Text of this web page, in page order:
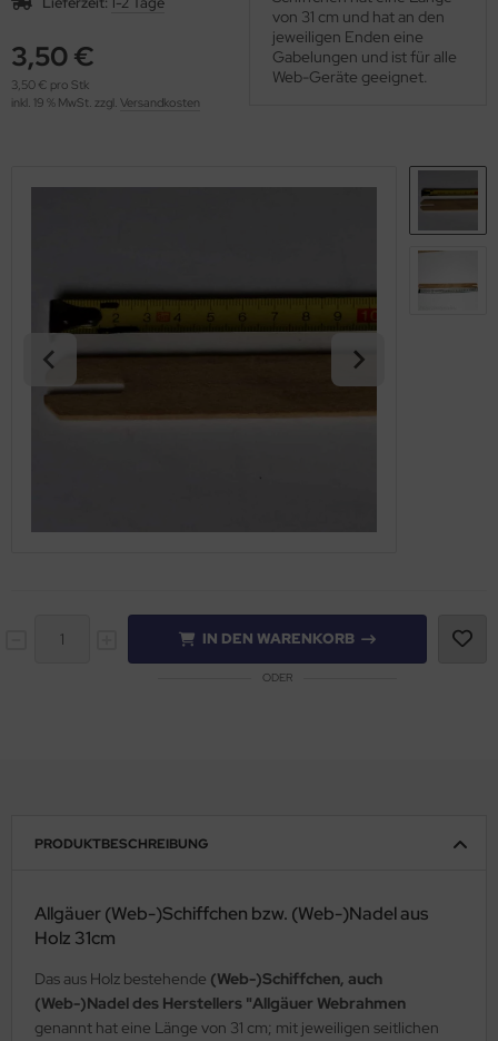
3,50 €
3,50 € pro Stk
inkl. 19 % MwSt. zzgl. Versandkosten
von 31 cm und hat an den
jeweiligen Enden eine
Gabelungen und ist für alle
Web-Geräte geeignet.
IN DEN WARENKORB
ODER
PRODUKTBESCHREIBUNG
Allgäuer (Web-)Schiffchen bzw. (Web-)Nadel aus
Holz 31cm
Das aus Holz bestehende (Web-)Schiffchen, auch
(Web-)Nadel des Herstellers "Allgäuer Webrahmen
genannt hat eine Länge von 31 cm; mit jeweiligen seitlichen